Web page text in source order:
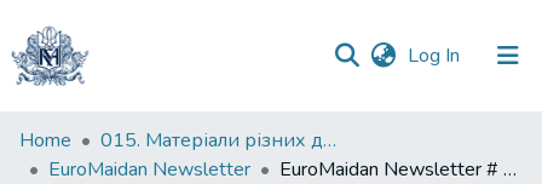
Log In (current)
Communities
&
Home
015. Матеріали різних дослідників та організацій
EuroMaidan Newsletter
EuroMaidan Newsletter # 22